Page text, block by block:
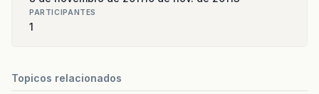
PARTICIPANTES
1
Topicos relacionados